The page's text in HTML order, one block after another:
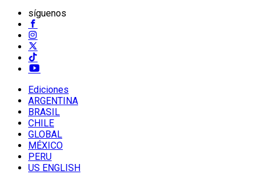
síguenos
Ediciones
ARGENTINA
BRASIL
CHILE
GLOBAL
MÉXICO
PERU
US ENGLISH